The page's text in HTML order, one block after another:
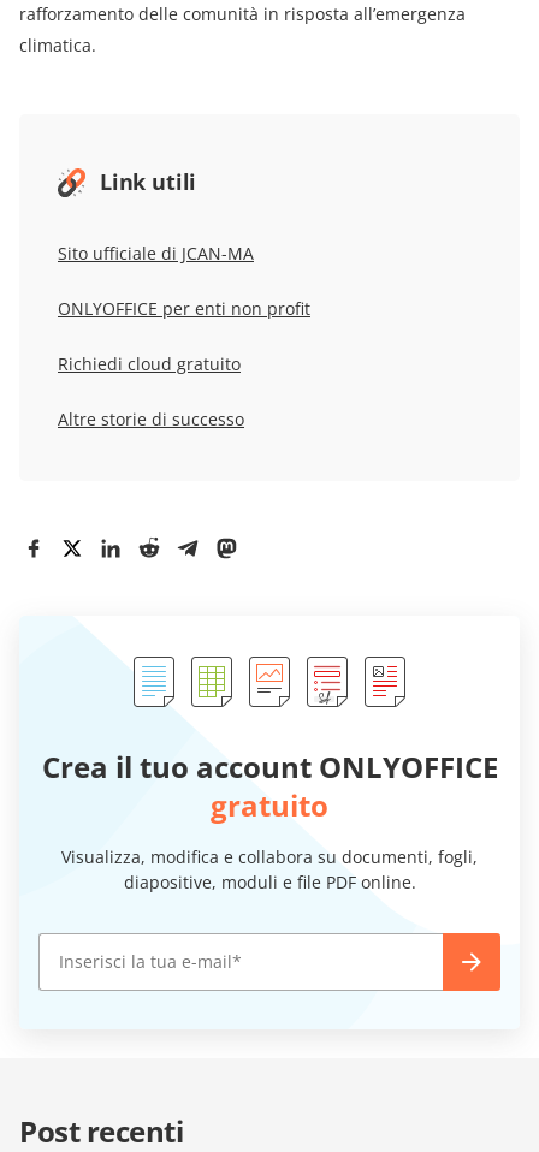
rafforzamento delle comunità in risposta all’emergenza
climatica.
Link utili
Sito ufficiale di JCAN-MA
ONLYOFFICE per enti non profit
Richiedi cloud gratuito
Altre storie di successo
Crea il tuo account ONLYOFFICE
gratuito
Visualizza, modifica e collabora su documenti, fogli,
diapositive, moduli e file PDF online.
Post recenti